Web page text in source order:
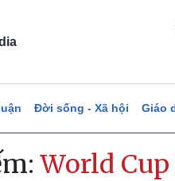
Đời sống - Xã hội Giáo
World